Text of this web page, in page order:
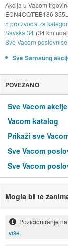
Akcija u Vacom
ECN4CQTEB186
5 proizvoda za
Savska 34(34 km
Sve Vacom
Sve Samsung
POVEZANO
Sve Vacom akcije
Vacom katalog
Prikaži sve
Sve Vacom
Sve Vacom
Mogla bi te
Pozicioniranje
više.